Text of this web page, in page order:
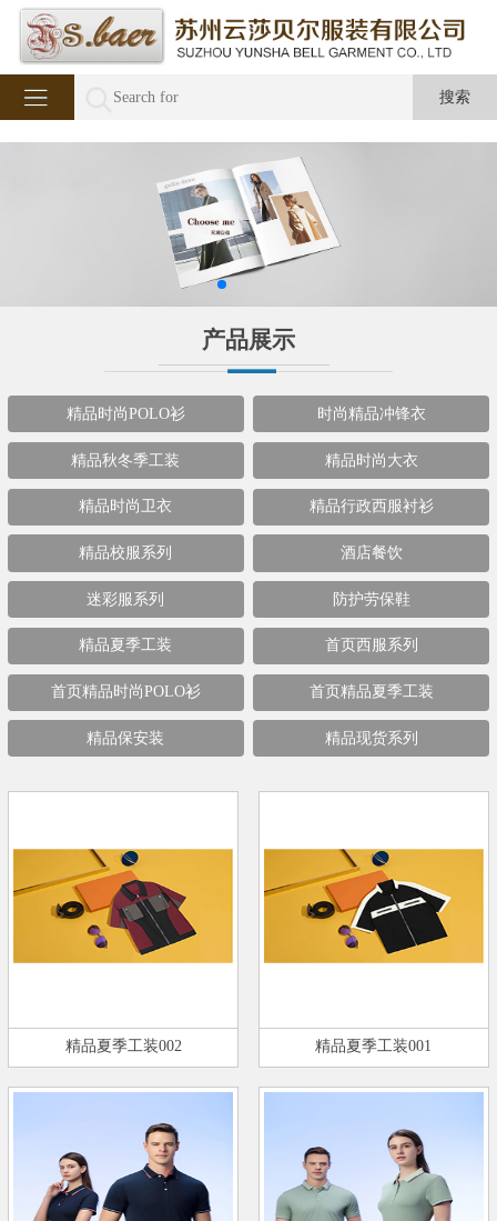
产品展示
精品时尚POLO衫 时尚精品冲锋衣
精品秋冬季工装 精品时尚大衣
精品时尚卫衣 精品行政西服衬衫
精品校服系列 酒店餐饮
迷彩服系列 防护劳保鞋
精品夏季工装 首页西服系列
首页精品时尚POLO衫 首页精品夏季工装
精品保安装 精品现货系列
精品夏季工装002 精品夏季工装001